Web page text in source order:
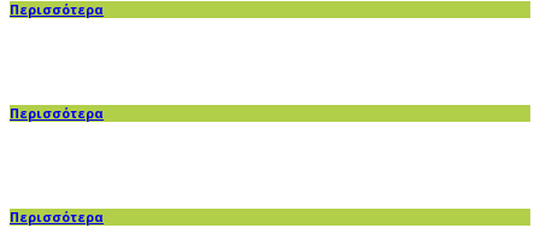
Περισσότερα
Περισσότερα
Περισσότερα